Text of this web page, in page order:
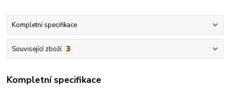
Kompletní specifikace
Související zboží 3
Kompletní specifikace